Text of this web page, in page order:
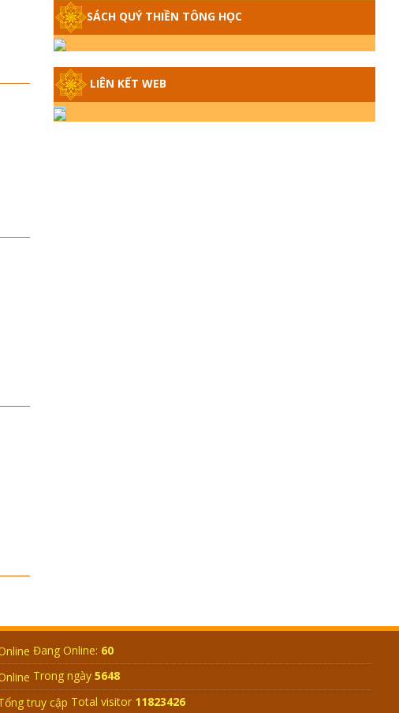
GIẢI ĐÁP THIỀN TÔNG ĐẶC BIỆT - P14 -
NGUỒN GỐC ÂM LỊCH DƯƠNG LỊCH -
TẦNG BÌNH LƯU LỚN ĐẾN ĐÂU
GIẢI ĐÁP THIỀN TÔNG ĐẶC BIỆT - P13 -
CON NGƯỜI TU THÀNH PHẬT ĐƯỢC
KHÔNG? XÁ LỢI PHẬT THẬT - GIẢ |
SÁCH QUÝ THIỀN TÔNG HỌC
LIÊN KẾT WEB
Đang Online: 60
Trong ngày 5648
Total visitor 11823426